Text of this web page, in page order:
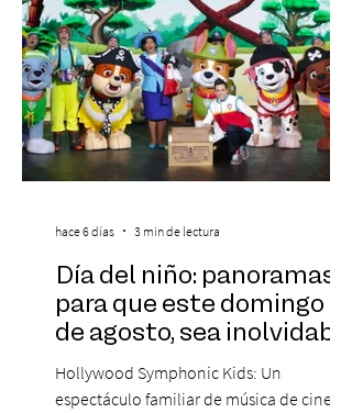
Día del niño: panoramas
para que este domingo 09
de agosto, sea inolvidable
Hollywood Symphonic Kids: Un
espectáculo familiar de música de cine en
hace 6 días 3 min de lectura